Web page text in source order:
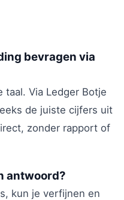
bevragen via
Via Ledger Botje
de juiste cijfers uit
zonder rapport of
antwoord?
kun je verfijnen en